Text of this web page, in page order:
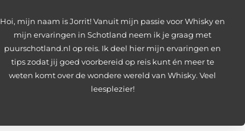
Hoi, mijn naam is Jorrit! Vanuit mijn passie voor Whisky en
mijn ervaringen in Schotland neem ik je graag met
puurschotland.nl op reis. Ik deel hier mijn ervaringen en
tips zodat jij goed voorbereid op reis kunt én meer te
weten komt over de wondere wereld van Whisky. Veel
leesplezier!